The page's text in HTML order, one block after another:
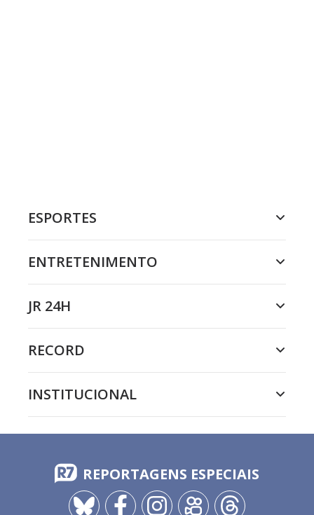
ESPORTES
ENTRETENIMENTO
JR 24H
RECORD
INSTITUCIONAL
REPORTAGENS ESPECIAIS